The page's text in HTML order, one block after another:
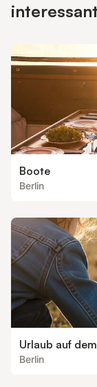
Boote
Berlin
Urlaub auf
Berlin